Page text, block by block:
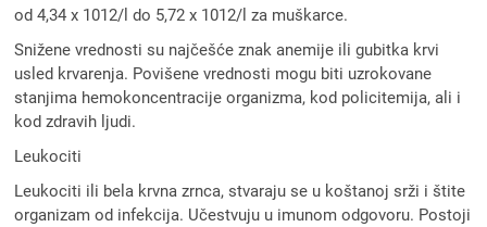
od 4,34 x 1012/l do 5,72 x 1012/l za muškarce.
Snižene vrednosti su najčešće znak anemije ili gubitka krvi
usled krvarenja. Povišene vrednosti mogu biti uzrokovane
stanjima hemokoncentracije organizma, kod policitemija, ali i
kod zdravih ljudi.
Leukociti
Leukociti ili bela krvna zrnca, stvaraju se u koštanoj srži i štite
organizam od infekcija. Učestvuju u imunom odgovoru. Postoji